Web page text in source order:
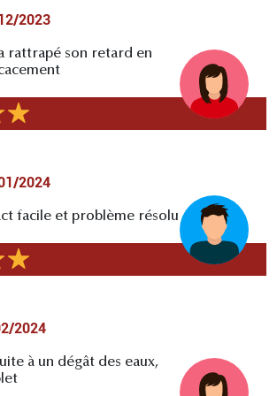
2023
rattrapé son retard en
2024
facile et problème résolu
2024
à un dégât des eaux,